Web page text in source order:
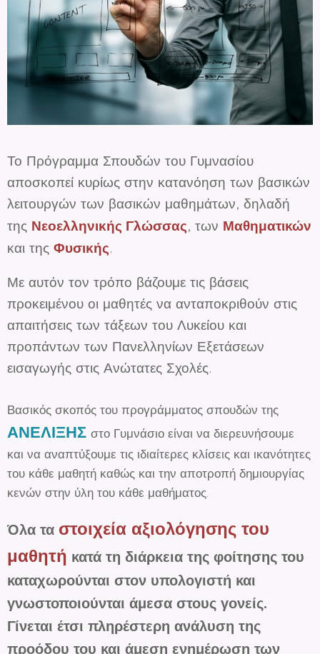
Το Πρόγραμμα Σπουδών του Γυμνασίου
αποσκοπεί κυρίως στην κατανόηση των βασικών
λειτουργών των βασικών μαθημάτων, δηλαδή
της Νεοελληνικής Γλώσσας, των Μαθηματικών
και της Φυσικής.
Με αυτόν τον τρόπο βάζουμε τις βάσεις
προκειμένου οι μαθητές να ανταποκριθούν στις
απαιτήσεις των τάξεων του Λυκείου και
προπάντων των Πανελληνίων Εξετάσεων
εισαγωγής στις Ανώτατες Σχολές.
Βασικός σκοπός του προγράμματος σπουδών της
ΑΝΕΛΙΞΗΣ στο Γυμνάσιο είναι να διερευνήσουμε
και να αναπτύξουμε τις ιδιαίτερες κλίσεις και ικανότητες
του κάθε μαθητή καθώς και την αποτροπή δημιουργίας
κενών στην ύλη του κάθε μαθήματος.
Όλα τα στοιχεία αξιολόγησης του
μαθητή κατά τη διάρκεια της φοίτησης του
καταχωρούνται στον υπολογιστή και
γνωστοποιούνται άμεσα στους γονείς.
Γίνεται έτσι πληρέστερη ανάλυση της
προόδου του και άμεση ενημέρωση των